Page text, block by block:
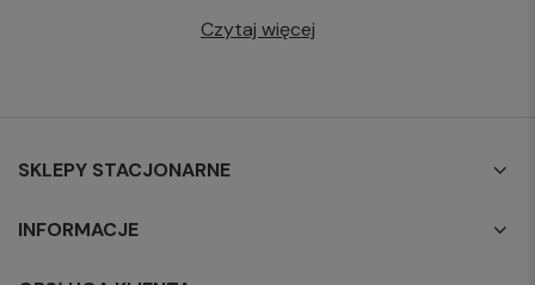
Czytaj więcej
SKLEPY STACJONARNE
INFORMACJE